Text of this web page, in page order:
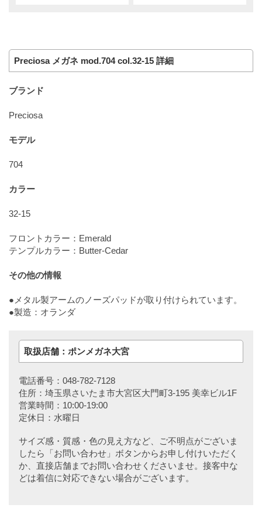
Preciosa メガネ mod.704 col.32-15 詳細
ブランド
Preciosa
モデル
704
カラー
32-15
フロントカラー：Emerald
テンプルカラー：Butter-Cedar
その他の情報
●メタル製アームのノーズパッドが取り付けられています。
●製造：オランダ
取扱店舗：ポンメガネ大宮
電話番号：048-782-7128
住所：埼玉県さいたま市大宮区大門町3-195 美幸ビル1F
営業時間：10:00-19:00
定休日：水曜日
サイズ感・質感・色の見え方など、ご不明点がございま
したら「お問い合わせ」ボタンからお申し付けいただく
か、直接店舗までお問い合わせくださいませ。接客中な
どは着信に対応できない場合がございます。